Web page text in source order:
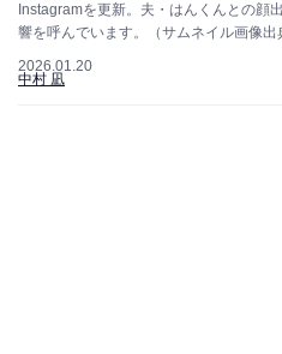
Instagramを更新。夫・はんくんとの顔
響を呼んでいます。（サムネイル画像出
2026.01.20
中村 凪